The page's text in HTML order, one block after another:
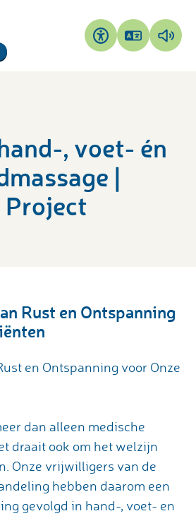
Toegankelijkheid
Pagina
vertalen
, voet- én
|
Rust en Ontspanning
en Ontspanning voor Onze
dan alleen medische
draait ook om het welzijn
Onze vrijwilligers van de
hebben daarom een
gevolgd in hand-, voet- en